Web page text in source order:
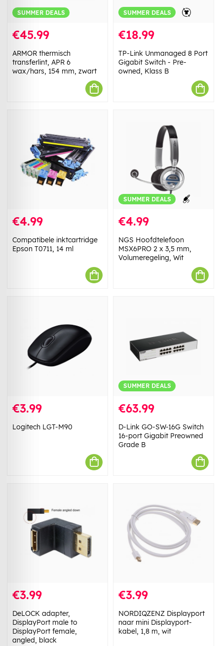
SUMMER DEALS
€45.99
ARMOR thermisch
transferlint, APR 6
wax/hars, 154 mm, zwart
SUMMER DEALS
€18.99
TP-Link Unmanaged 8 Port
Gigabit Switch - Pre-
owned, Klass B
€4.99
Compatibele inktcartridge
Epson T0711, 14 ml
SUMMER DEALS
€4.99
NGS Hoofdtelefoon
MSX6PRO 2 x 3,5 mm,
Volumeregeling, Wit
€3.99
Logitech LGT-M90
SUMMER DEALS
€63.99
D-Link GO-SW-16G Switch
16-port Gigabit Preowned
Grade B
€3.99
DeLOCK adapter,
DisplayPort male to
DisplayPort female,
angled, black
€3.99
NORDIQZENZ Displayport
naar mini Displayport-
kabel, 1,8 m, wit